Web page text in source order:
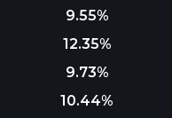
9.55%
12.35%
9.73%
10.44%